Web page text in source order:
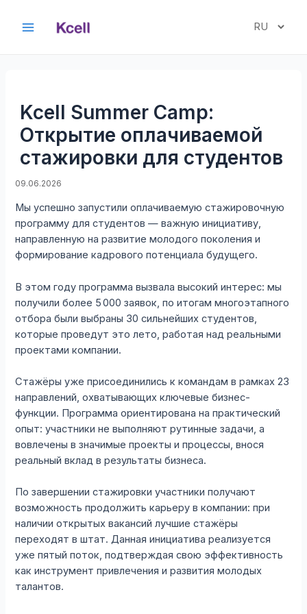
Выбрать
Kcell Summer Camp:
Открытие оплачиваемой
стажировки для студентов
09.06.2026
Мы успешно запустили оплачиваемую стажировочную
программу для студентов — важную инициативу,
направленную на развитие молодого поколения и
формирование кадрового потенциала будущего.
В этом году программа вызвала высокий интерес: мы
получили более 5 000 заявок, по итогам многоэтапного
отбора были выбраны 30 сильнейших студентов,
которые проведут это лето, работая над реальными
проектами компании.
Стажёры уже присоединились к командам в рамках 23
направлений, охватывающих ключевые бизнес-
функции. Программа ориентирована на практический
опыт: участники не выполняют рутинные задачи, а
вовлечены в значимые проекты и процессы, внося
реальный вклад в результаты бизнеса.
По завершении стажировки участники получают
возможность продолжить карьеру в компании: при
наличии открытых вакансий лучшие стажёры
переходят в штат. Данная инициатива реализуется
уже пятый поток, подтверждая свою эффективность
как инструмент привлечения и развития молодых
талантов.